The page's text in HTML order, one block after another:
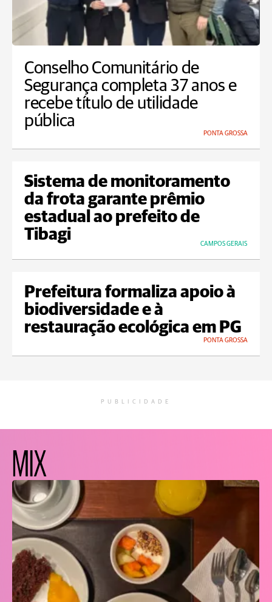
Conselho Comunitário de
Segurança completa 37 anos e
recebe título de utilidade
pública
PONTA GROSSA
Sistema de monitoramento
da frota garante prêmio
estadual ao prefeito de
Tibagi
CAMPOS GERAIS
Prefeitura formaliza apoio à
biodiversidade e à
restauração ecológica em PG
PONTA GROSSA
PUBLICIDADE
MIX